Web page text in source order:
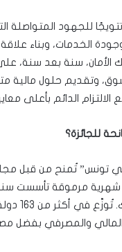
للجهود المتواصلة
الخدمات، وبناء
الأمان، سنة بعد سنة،
وتقديم حلول مالية
الالتزام الدائم بأعلى
للجائزة؟
مقرها في
والمصرفي بفضل